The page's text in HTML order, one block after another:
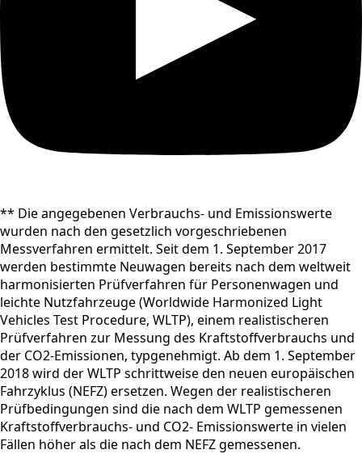
** Die angegebenen Verbrauchs- und Emissionswerte
wurden nach den gesetzlich vorgeschriebenen
Messverfahren ermittelt. Seit dem 1. September 2017
werden bestimmte Neuwagen bereits nach dem weltweit
harmonisierten Prüfverfahren für Personenwagen und
leichte Nutzfahrzeuge (Worldwide Harmonized Light
Vehicles Test Procedure, WLTP), einem realistischeren
Prüfverfahren zur Messung des Kraftstoffverbrauchs und
der CO2-Emissionen, typgenehmigt. Ab dem 1. September
2018 wird der WLTP schrittweise den neuen europäischen
Fahrzyklus (NEFZ) ersetzen. Wegen der realistischeren
Prüfbedingungen sind die nach dem WLTP gemessenen
Kraftstoffverbrauchs- und CO2- Emissionswerte in vielen
Fällen höher als die nach dem NEFZ gemessenen.